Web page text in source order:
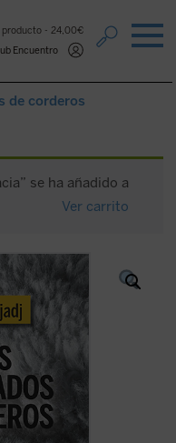
producto
24,00€
Encuentro
de corderos
se ha añadido a
Ver carrito